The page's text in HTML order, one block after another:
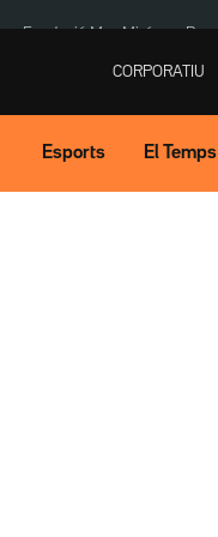
Fundació Mas Miró eBay
CORPORATIU
Esports El Temps